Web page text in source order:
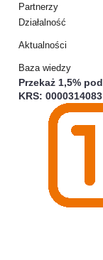
Partnerzy
Działalność
Aktualności
Baza wiedzy
Przekaż 1,5%
KRS: 0000314083